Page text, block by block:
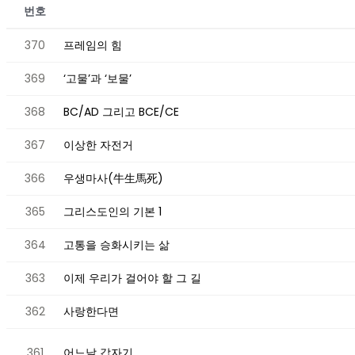
번호
370 프레임의 힘
369 ‘고물’과 ‘보물’
368 BC/AD 그리고 BCE/CE
367 이상한 자전거
366 우생마사(牛生馬死)
365 그리스도인의 기본 1
364 고통을 승화시키는 삶
363 이제 우리가 걸어야 할 그 길
362 사랑한다면